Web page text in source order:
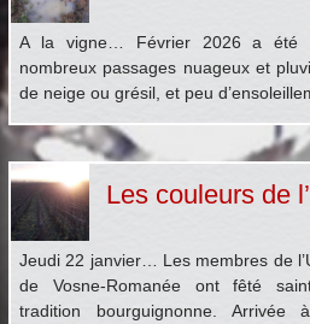
A la vigne… Février 2026 a été
nombreux passages nuageux et
de neige ou grésil, et peu
Les couleurs de
Jeudi 22 janvier… Les membres de
de Vosne-Romanée ont fêté
tradition bourguignonne. Arrivée